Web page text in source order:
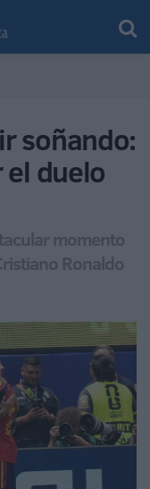
soñando:
duelo
momento
Ronaldo